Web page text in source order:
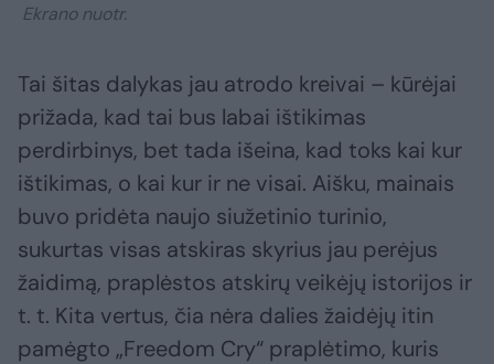
Ekrano nuotr.
Tai šitas dalykas jau atrodo kreivai – kūrėjai
prižada, kad tai bus labai ištikimas
perdirbinys, bet tada išeina, kad toks kai kur
ištikimas, o kai kur ir ne visai. Aišku, mainais
buvo pridėta naujo siužetinio turinio,
sukurtas visas atskiras skyrius jau perėjus
žaidimą, praplėstos atskirų veikėjų istorijos ir
t. t. Kita vertus, čia nėra dalies žaidėjų itin
pamėgto „Freedom Cry“ praplėtimo, kuris